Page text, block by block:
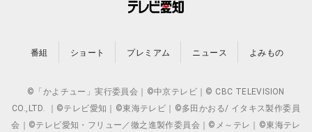
番組 ショート プレミアム ニュース よみもの
©「かよチュー」実行委員会｜©中京テレビ｜© CBC TELEVISION
CO.,LTD. ｜©テレビ愛知｜©東海テレビ｜©多田かおる/ イタキス製作委員
会｜©テレビ愛知・フリュー／徹之進製作委員会｜©メ～テレ｜©東海テレ